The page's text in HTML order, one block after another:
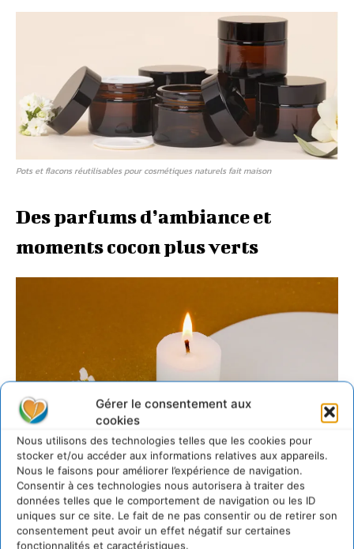
Gérer le consentement aux
cookies
Nous utilisons des technologies telles que les cookies pour
stocker et/ou accéder aux informations relatives aux appareils.
Nous le faisons pour améliorer l’expérience de navigation.
Consentir à ces technologies nous autorisera à traiter des
données telles que le comportement de navigation ou les ID
uniques sur ce site. Le fait de ne pas consentir ou de retirer son
consentement peut avoir un effet négatif sur certaines
fonctionnalités et caractéristiques.
Pots et flacons réutilisables pour cosmétiques naturels fait maison
Des parfums dʼambiance et
moments cocon plus verts
Recette Do It Yourself de «bougie décorative scintillante» – Aroma Zone
Les fêtes sont aussi synonymes dʼambiances
chaleureuses :bougies, senteurs épicées, atmosphère